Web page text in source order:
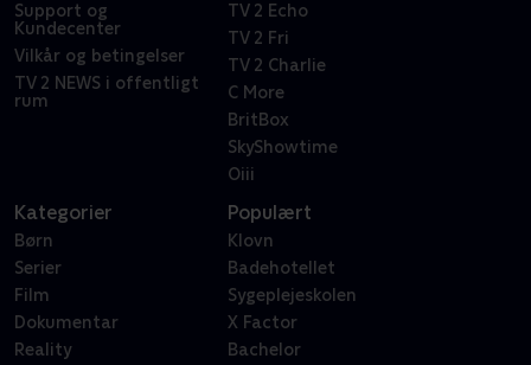
Support og
Kundecenter
Vilkår og betingelser
TV 2 NEWS i offentligt
rum
TV 2 Echo
TV 2 Fri
TV 2 Charlie
C More
BritBox
SkyShowtime
Oiii
Kategorier
Børn
Serier
Film
Dokumentar
Reality
Populært
Klovn
Badehotellet
Sygeplejeskolen
X Factor
Bachelor